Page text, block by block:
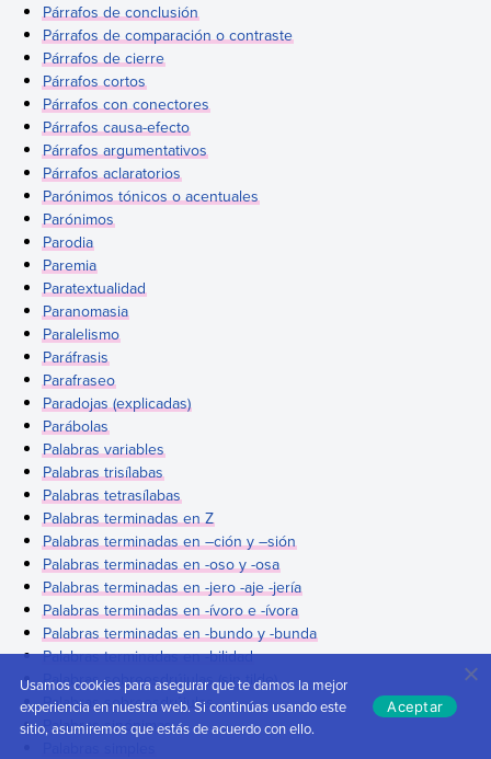
Párrafos de conclusión
Párrafos de comparación o contraste
Párrafos de cierre
Párrafos cortos
Párrafos con conectores
Párrafos causa-efecto
Párrafos argumentativos
Párrafos aclaratorios
Parónimos tónicos o acentuales
Parónimos
Parodia
Paremia
Paratextualidad
Paranomasia
Paralelismo
Paráfrasis
Parafraseo
Paradojas (explicadas)
Parábolas
Palabras variables
Palabras trisílabas
Palabras tetrasílabas
Palabras terminadas en Z
Palabras terminadas en –ción y –sión
Palabras terminadas en -oso y -osa
Palabras terminadas en -jero -aje -jería
Palabras terminadas en -ívoro e -ívora
Palabras terminadas en -bundo y -bunda
Palabras terminadas en -bilidad
Palabras sobreesdrújulas (sin tilde)
Palabras sobreesdrújulas
Palabras sinónimas
Usamos cookies para asegurar que te damos la mejor
experiencia en nuestra web. Si continúas usando este
sitio, asumiremos que estás de acuerdo con ello.
Aceptar